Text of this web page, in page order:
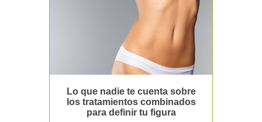
Lo que nadie te cuenta sobre
los tratamientos combinados
para definir tu figura